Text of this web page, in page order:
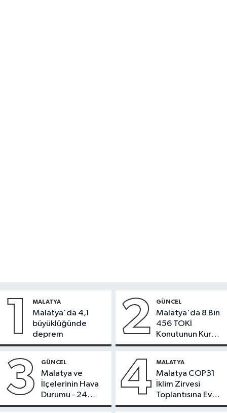
1 MALATYA
Malatya'da 4,1
büyüklüğünde
deprem
2 GÜNCEL
Malatya'da 8 Bin
456 TOKİ
Konutunun Kurası
Bugün Çekiliyor
3 GÜNCEL
Malatya ve
İlçelerinin Hava
Durumu - 24
Temmuz 2026
4 MALATYA
Malatya COP31
İklim Zirvesi
Toplantısına Ev
Sahipliği Yaptı